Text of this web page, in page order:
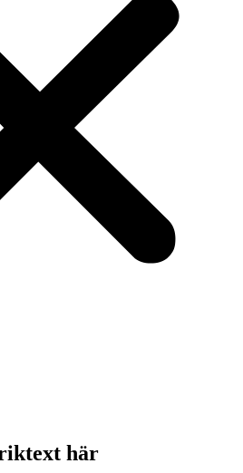
här